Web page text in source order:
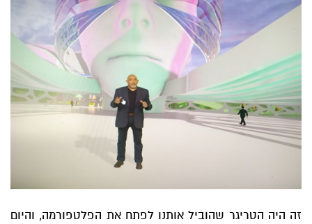
זה היה הטריגר שהוביל אותנו לפתח את הפלטפורמה, והיום